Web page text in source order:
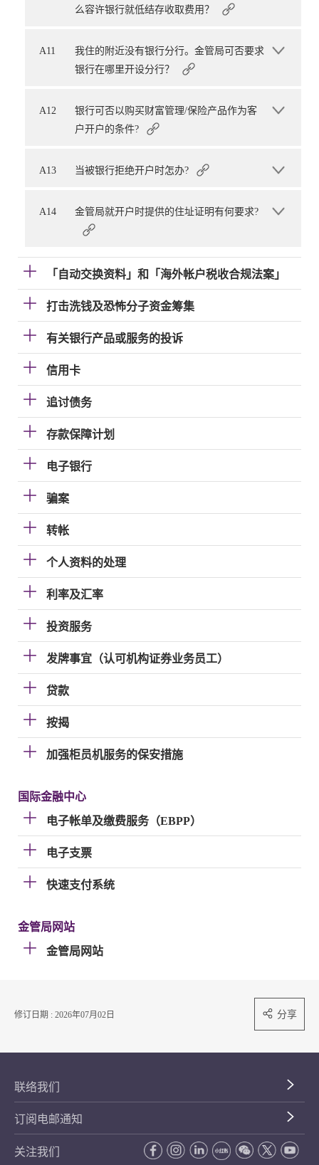
么容许银行就低结存收取费用？
A11
我住的附近没有银行分行。金管局可否要求
银行在哪里开设分行？
A12
银行可否以购买财富管理/保险产品作为客
户开户的条件?
A13 当被银行拒绝开户时怎办?
A14 金管局就开户时提供的住址证明有何要求?
「自动交换资料」和「海外帐户税收合规法案」
打击洗钱及恐怖分子资金筹集
有关银行产品或服务的投诉
信用卡
追讨债务
存款保障计划
电子银行
骗案
转帐
个人资料的处理
利率及汇率
投资服务
发牌事宜（认可机构证券业务员工）
贷款
按揭
加强柜员机服务的保安措施
国际金融中心
电子帐单及缴费服务（EBPP）
电子支票
快速支付系统
金管局网站
金管局网站
修订日期 : 2026年07月02日 分享
联络我们
订阅电邮通知
关注我们